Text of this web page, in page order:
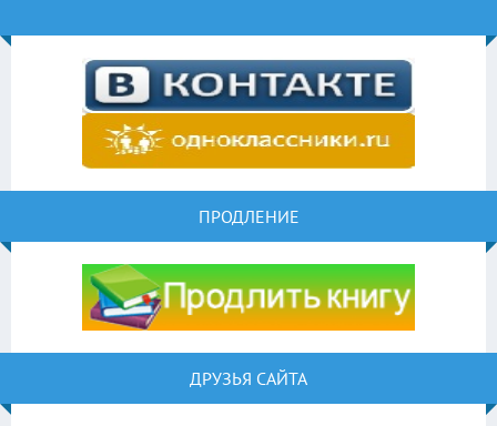
ПРОДЛЕНИЕ
ДРУЗЬЯ САЙТА